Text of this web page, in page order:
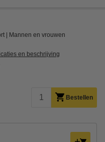
Mannen en vrouwen
en beschrijving
Bestellen